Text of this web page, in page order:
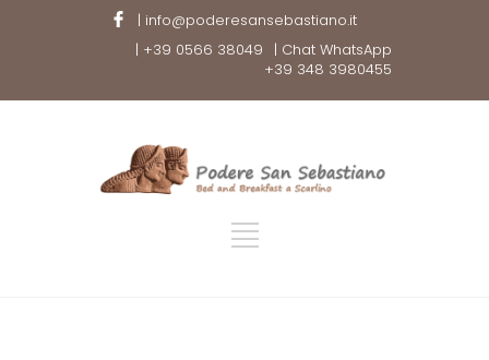
| info@poderesansebastiano.it
| Chat WhatsApp
| +39 0566 38049
+39 348 3980455